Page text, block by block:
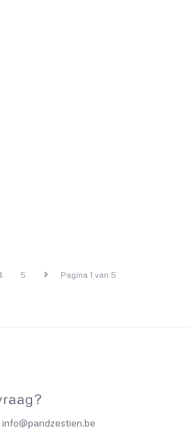
Pagina 1 van 5
5
info@pandzestien.be